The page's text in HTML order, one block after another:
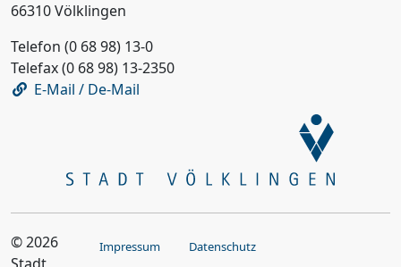
66310 Völklingen
Telefon (0 68 98) 13-0
Telefax (0 68 98) 13-2350
E-Mail / De-Mail
© 2026
Impressum Datenschutz